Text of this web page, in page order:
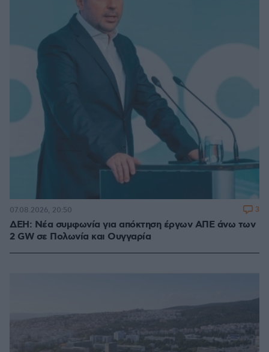
ΔΕΗ: Νέα συμφωνία για απόκτηση έργων ΑΠΕ άνω των
2 GW σε Πολωνία και Ουγγαρία
07.08.2026, 20:50 3